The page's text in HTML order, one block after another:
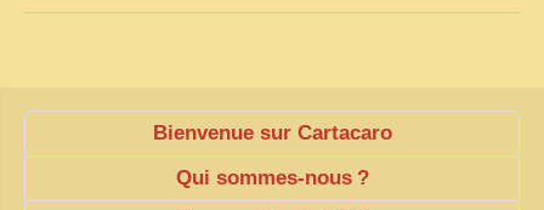
ARMÉE, JUSTICE, EDUCATION, RELIGION...
Bienvenue sur Cartacaro
Qui sommes-nous ?